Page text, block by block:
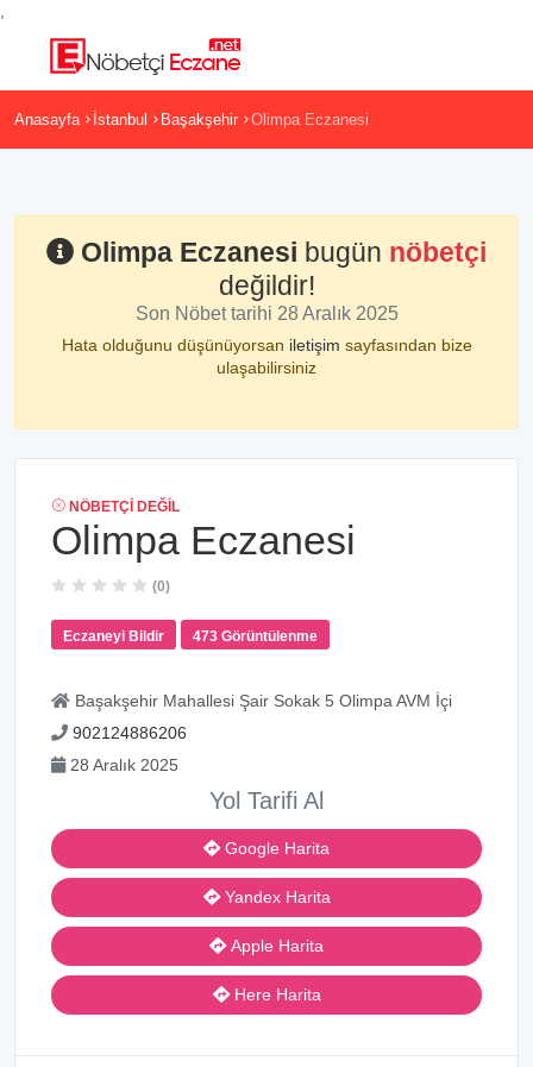
Anasayfa İstanbul Başakşehir Olimpa Eczanesi
Olimpa Eczanesi bugün nöbetçi
değildir!
Son Nöbet tarihi 28 Aralık 2025
Hata olduğunu düşünüyorsan iletişim sayfasından bize
ulaşabilirsiniz
NÖBETÇI DEĞIL
Olimpa Eczanesi
(0)
Eczaneyi Bildir 473 Görüntülenme
Başakşehir Mahallesi Şair Sokak 5 Olimpa AVM İçi
902124886206
28 Aralık 2025
Yol Tarifi Al
Google Harita
Yandex Harita
Apple Harita
Here Harita